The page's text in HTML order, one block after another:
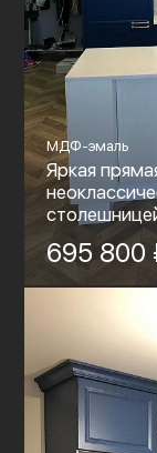
МДФ-эмаль
Яркая
695 800